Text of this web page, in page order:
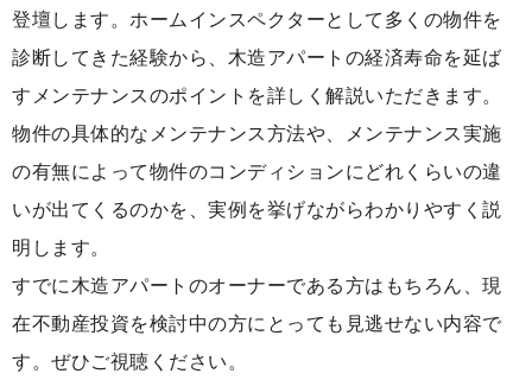
登壇します。ホームインスペクターとして多くの物件を
診断してきた経験から、木造アパートの経済寿命を延ば
すメンテナンスのポイントを詳しく解説いただきます。
物件の具体的なメンテナンス方法や、メンテナンス実施
の有無によって物件のコンディションにどれくらいの違
いが出てくるのかを、実例を挙げながらわかりやすく説
明します。
すでに木造アパートのオーナーである方はもちろん、現
在不動産投資を検討中の方にとっても見逃せない内容で
す。ぜひご視聴ください。